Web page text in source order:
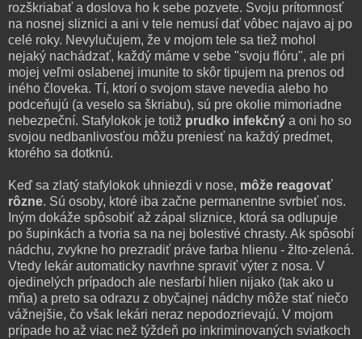
rozškriabať a doslova ho k sebe pozvete. Svoju prítomnosť
na nosnej sliznici a ani v tele nemusí dať vôbec najavo aj po
celé roky. Nevylučujem, že v mojom tele sa tiež mohol
nejaký nachádzať, každý máme v sebe "svoju flóru", ale pri
mojej veľmi oslabenej imunite to skôr tipujem na prenos od
iného človeka. Tí, ktorí o svojom stave nevedia alebo ho
podceňujú (a veselo sa škriabu), sú pre okolie mimoriadne
nebezpeční. Stafylokok je totiž prudko infekčný a oni ho so
svojou nedbanlivosťou môžu preniesť na každý predmet,
ktorého sa dotknú.
Keď sa zlatý stafylokok uhniezdi v nose, môže reagovať
rôzne. Sú osoby, ktoré iba začne permanentne svrbieť nos.
Iným dokáže spôsobiť až zápal sliznice, ktorá sa odlupuje
po šupinkách a tvoria sa na nej bolestivé chrasty. Ak spôsobí
nádchu, zvykne ho prezradiť práve farba hlienu - žlto-zelená.
Vtedy lekár automaticky navrhne spraviť výter z nosa. V
ojedinelých prípadoch ale nesfarbí hlien nijako (tak ako u
mňa) a preto sa odrazu z obyčajnej nádchy môže stať niečo
vážnejšie, čo však lekári neraz nepodozrievajú. V mojom
prípade ho až viac než týždeň po inkriminovaných sviatkoch